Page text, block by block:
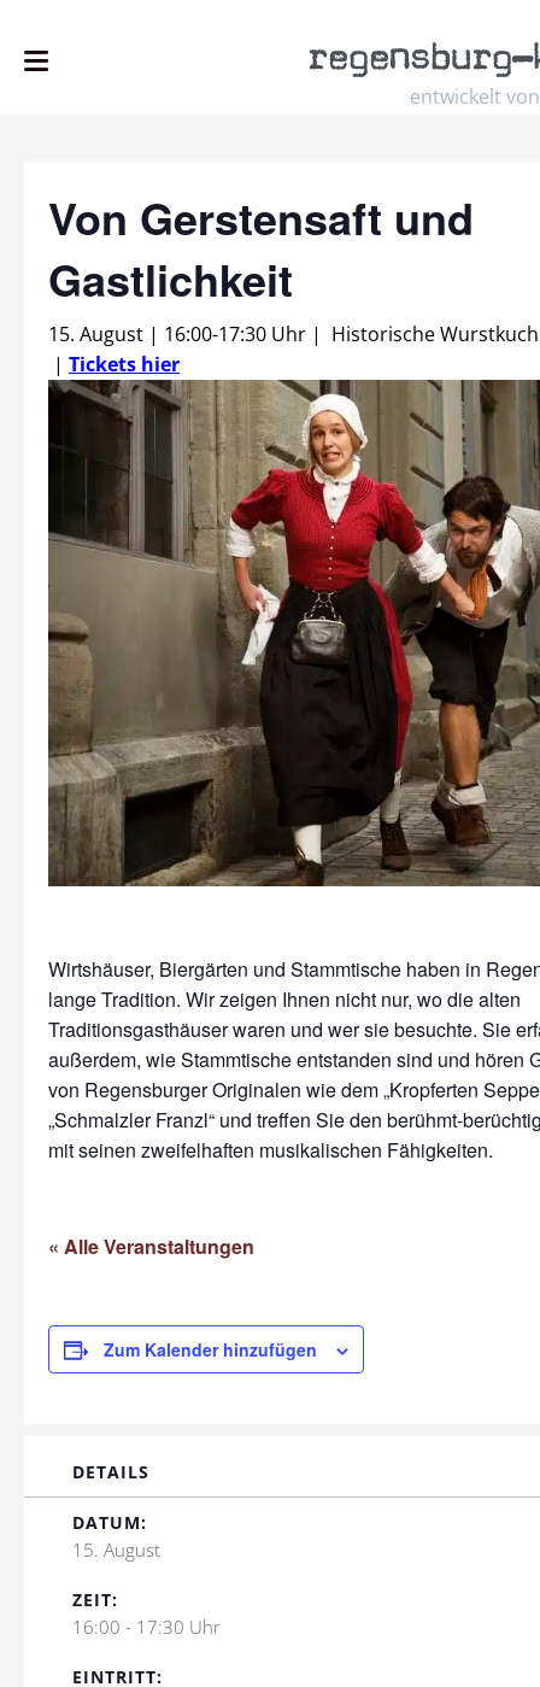
entwickelt von
regensburg–
Von Gerstensaft und
Gastlichkeit
15. August | 16:00-17:30 Uhr | Historische
| Tickets hier
Wirtshäuser, Biergärten und Stammtische haben in
lange Tradition. Wir zeigen Ihnen nicht nur, wo die alten
Traditionsgasthäuser waren und wer sie besuchte. Sie
außerdem, wie Stammtische entstanden sind und hören
von Regensburger Originalen wie dem „Kropferten
„Schmalzler Franzl“ und treffen Sie den berühmt-
mit seinen zweifelhaften musikalischen Fähigkeiten.
« Alle Veranstaltungen
Zum Kalender hinzufügen
DETAILS
DATUM:
15. August
ZEIT:
16:00 - 17:30 Uhr
EINTRITT: